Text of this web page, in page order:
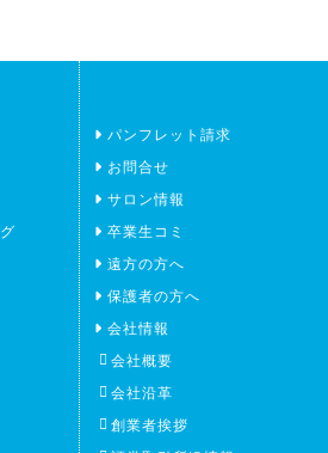
パンフレット請求
お問合せ
サロン情報
卒業生コミ
遠方の方へ
保護者の方へ
会社情報
会社概要
会社沿革
創業者挨拶